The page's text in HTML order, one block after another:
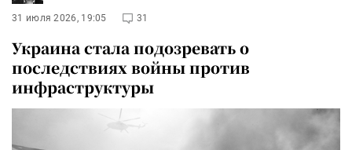
31 июля 2026, 19:05 31
Украина стала подозревать о
последствиях войны против
инфраструктуры